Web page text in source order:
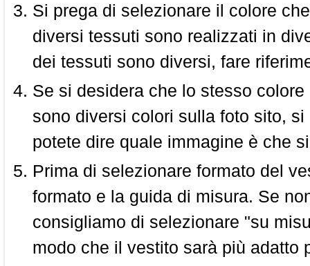
Si prega di selezionare il colore
diversi tessuti sono realizzati in
dei tessuti sono diversi, fare
Se si desidera che lo stesso
sono diversi colori sulla foto sito,
potete dire quale immagine è che
Prima di selezionare formato del
formato e la guida di misura. Se
consigliamo di selezionare "su
modo che il vestito sarà più adatto